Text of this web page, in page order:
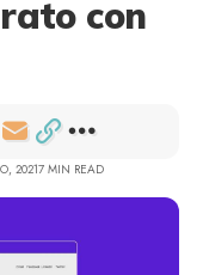
con
20217 MIN READ